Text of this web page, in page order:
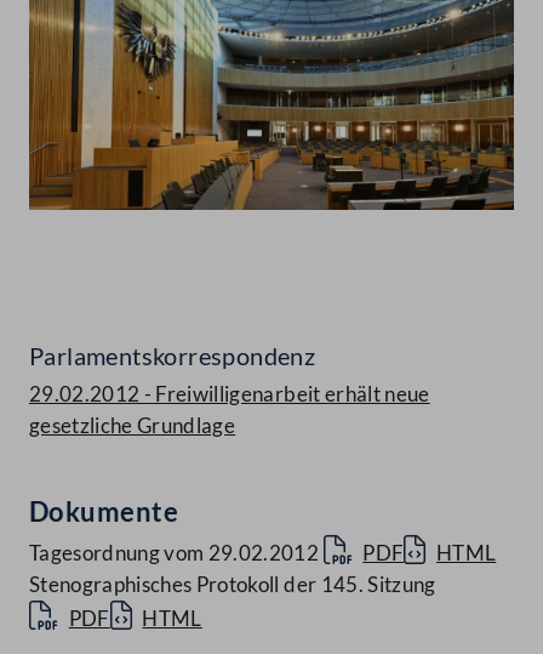
Parlamentskorrespondenz
29.02.2012 - Freiwilligenarbeit erhält neue
gesetzliche Grundlage
Dokumente
Tagesordnung vom 29.02.2012 PDF
HTML
Stenographisches Protokoll der 145. Sitzung
PDF
HTML